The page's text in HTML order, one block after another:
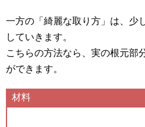
一方の「綺麗な取り方」は、少
していきます。
こちらの方法なら、実の根元部
ができます。
材料